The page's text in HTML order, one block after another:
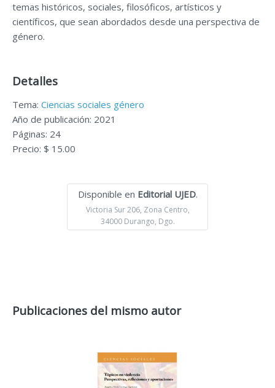
temas históricos, sociales, filosóficos, artísticos y
científicos, que sean abordados desde una perspectiva de
género.
Detalles
Tema: Ciencias sociales género
Año de publicación: 2021
Páginas: 24
Precio: $ 15.00
Disponible en Editorial UJED.
Victoria Sur 206, Zona Centro,
34000 Durango, Dgo.
Publicaciones del mismo autor